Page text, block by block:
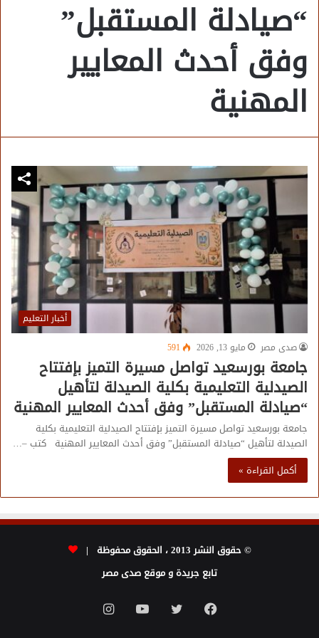
“صيادلة المستقبل”
وفق أحدث المعايير
المهنية
أخبار التعليم
صدى مصر
مايو 13, 2026 591
جامعة بورسعيد تواصل مسيرة التميز بإفتتاح
الصيدلية التعليمية بكلية الصيدلة لتأهيل
“صيادلة المستقبل” وفق أحدث المعايير المهنية
جامعة بورسعيد تواصل مسيرة التميز بإفتتاح الصيدلية التعليمية بكلية
الصيدلة لتأهيل “صيادلة المستقبل” وفق أحدث المعايير المهنية كتب –…
أكمل القراءة »
© حقوق النشر 2013 ، الحقوق محفوظة |
تابع جريدة و موقع صدى مصر
فيسبوك تويتر يوتيوبانستقرام